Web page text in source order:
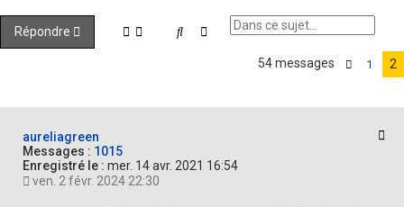
Répondre RechercherRecherche avancée
54 messages 1 2
aureliagreen
Messages : 1015
Enregistré le : mer. 14 avr. 2021 16:54
ven. 2 févr. 2024 22:30